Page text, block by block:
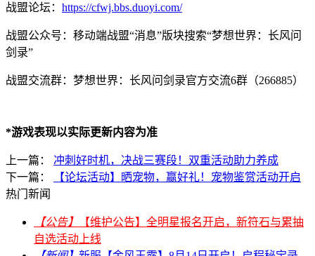
战盟论坛： https://cfwj.bbs.duoyi.com/
战盟公众号：移动端战盟“消息”版块搜索“梦想世界：长风问
剑录”
战盟交流群：梦想世界：长风问剑录官方交流6群（266885）
*游戏表现以实际更新内容为准
上一篇：
冲刺好时机，决战三赛段！双重活动助力养成
下一篇：
【论坛活动】晒宠物，赢好礼！宠物鉴赏活动开启
热门新闻
【公告】
【维护公告】全明星报名开启，新符石与累抽
自选活动上线